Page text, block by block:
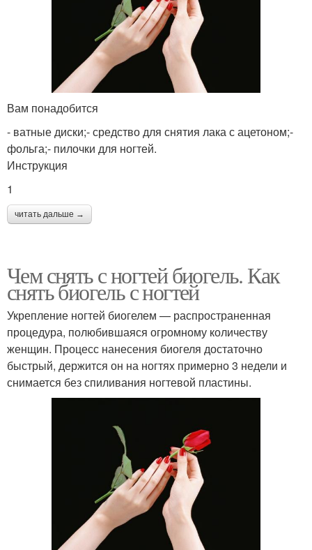
Вам понадобится
- ватные диски;- средство для снятия лака с ацетоном;-
фольга;- пилочки для ногтей.
Инструкция
1
читать дальше →
Чем снять с ногтей биогель. Как
снять биогель с ногтей
Укрепление ногтей биогелем — распространенная
процедура, полюбившаяся огромному количеству
женщин. Процесс нанесения биогеля достаточно
быстрый, держится он на ногтях примерно 3 недели и
снимается без спиливания ногтевой пластины.